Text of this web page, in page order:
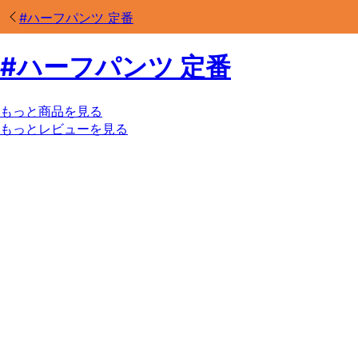
#ハーフパンツ 定番
#ハーフパンツ 定番
もっと商品を見る
もっとレビューを見る